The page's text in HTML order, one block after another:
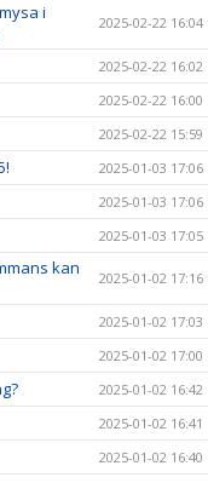
i
2025-02-22 16:04
2025-02-22 16:02
2025-02-22 16:00
2025-02-22 15:59
2025-01-03 17:06
2025-01-03 17:06
2025-01-03 17:05
kan
2025-01-02 17:16
2025-01-02 17:03
2025-01-02 17:00
2025-01-02 16:42
2025-01-02 16:41
2025-01-02 16:40